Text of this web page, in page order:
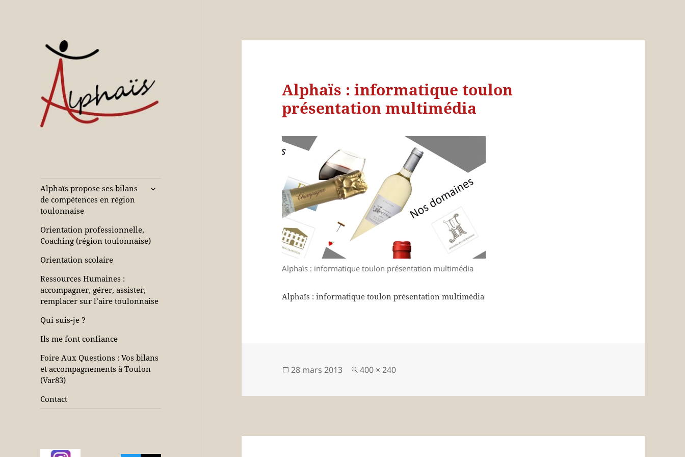
compétences et
orientations
adultes et jeunes
Alphaïs propose ses bilans
de compétences en région
toulonnaise
ouvrir
Orientation professionnelle,
Coaching (région toulonnaise)
Orientation scolaire
Ressources Humaines :
accompagner, gérer, assister,
remplacer sur l’aire toulonnaise
Qui suis-je ?
Ils me font confiance
Foire Aux Questions : Vos bilans
et accompagnements à Toulon
(Var83)
Contact
Alphaïs : informatique toulon
présentation multimédia
Alphaïs : informatique toulon présentation multimédia
Alphaïs : informatique toulon présentation multimédia
Publié
28 mars 2013
Taille
400 × 240